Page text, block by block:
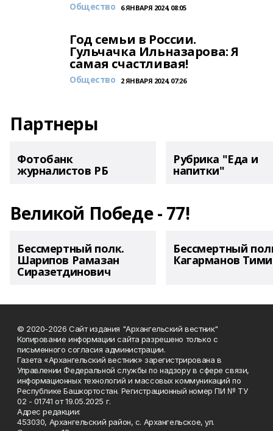
Общество 6 ЯНВАРЯ 2024, 08:05
Год семьи в России.
Гульчачка Ильназарова: Я
самая счастливая!
Общество 2 ЯНВАРЯ 2024, 07:26
Партнеры
Фотобанк
журналистов РБ
Рубрика "Еда и
напитки"
Великой Победе - 77!
Бессмертный полк.
Шарипов Рамазан
Сиразетдинович
Бессмертный
Кагарманов
© 2020-2026 Сайт издания "Архангельский вестник"
Копирование информации сайта разрешено только с
письменного согласия администрации.
Газета «Архангельский вестник» зарегистрирована в
Управлении Федеральной службы по надзору в сфере связи,
информационных технологий и массовых коммуникаций по
Республике Башкортостан. Регистрационный номер ПИ № ТУ
02 - 01741 от 19.05.2025 г.
Адрес редакции:
453030, Архангельский район, с. Архангельское, ул.